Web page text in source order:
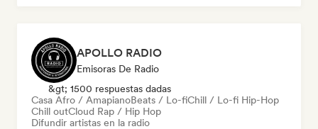
APOLLO RADIO
Emisoras De Radio
&gt; 1500 respuestas dadas
Casa Afro / AmapianoBeats / Lo-fiChill / Lo-fi Hip-Hop
Chill outCloud Rap / Hip Hop
Difundir artistas en la radio